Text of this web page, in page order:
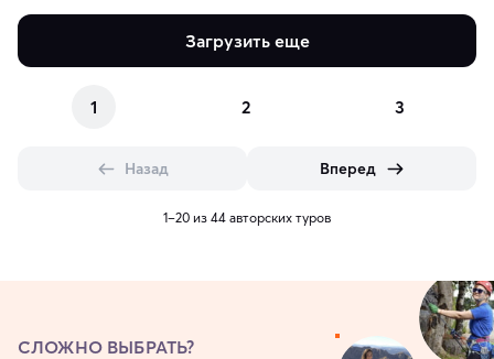
Загрузить еще
1 2 3
Назад Вперед
1–20 из 44 авторских туров
СЛОЖНО ВЫБРАТЬ?